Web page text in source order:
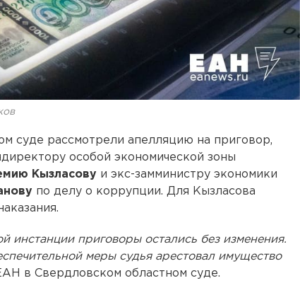
суде рассмотрели апелляцию на приговор,
особой экономической зоны
Кызласову и экс-замминистру экономики
по делу о коррупции. Для Кызласова
инстанции приговоры остались без изменения.
меры судья арестовал имущество
в Свердловском областном суде.